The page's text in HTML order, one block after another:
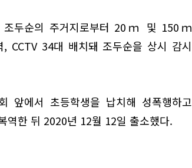
두순의 주거지로부터 20ｍ 및 150ｍ
CCTV 34대 배치돼 조두순을 상시 감시
앞에서 초등학생을 납치해 성폭행하고
역한 뒤 2020년 12월 12일 출소했다.